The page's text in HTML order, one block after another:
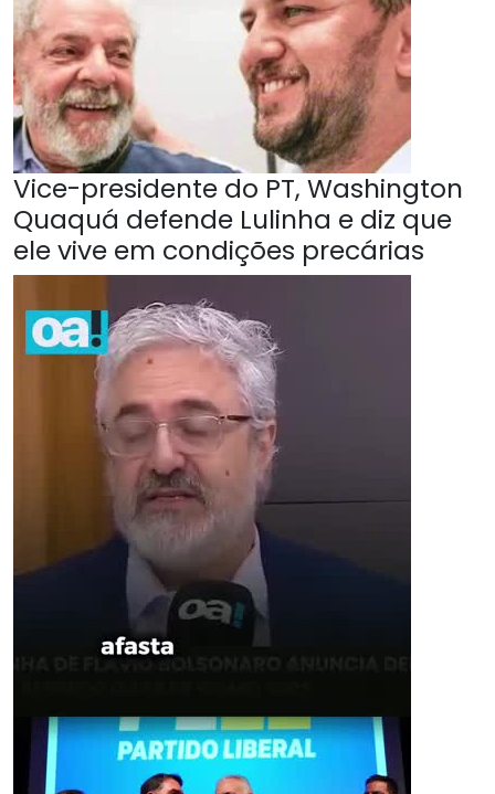
Vice-presidente do PT, Washington
Quaquá defende Lulinha e diz que
ele vive em condições precárias